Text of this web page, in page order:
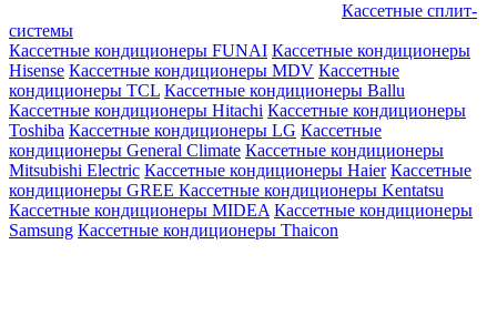
Кассетные сплит-
системы
Кассетные кондиционеры FUNAI Кассетные кондиционеры
Hisense Кассетные кондиционеры MDV Кассетные
кондиционеры TCL Кассетные кондиционеры Ballu
Кассетные кондиционеры Hitachi Кассетные кондиционеры
Toshiba Кассетные кондиционеры LG Кассетные
кондиционеры General Climate Кассетные кондиционеры
Mitsubishi Electric Кассетные кондиционеры Haier Кассетные
кондиционеры GREE Кассетные кондиционеры Kentatsu
Кассетные кондиционеры MIDEA Кассетные кондиционеры
Samsung Кассетные кондиционеры Thaicon